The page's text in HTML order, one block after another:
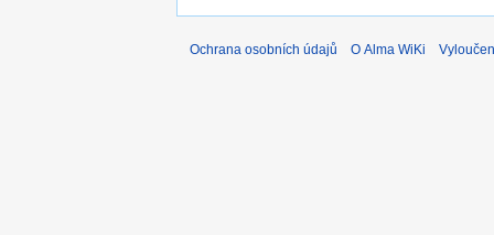
Ochrana osobních údajů O Alma WiKi